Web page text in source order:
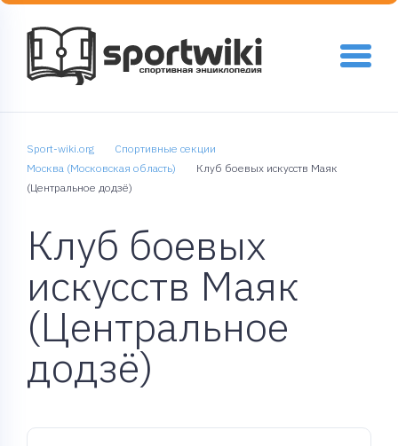
Sport-wiki.org
Спортивные секции
Москва (Московская область)
Клуб боевых искусств Маяк
(Центральное додзё)
Клуб боевых
искусств Маяк
(Центральное
додзё)